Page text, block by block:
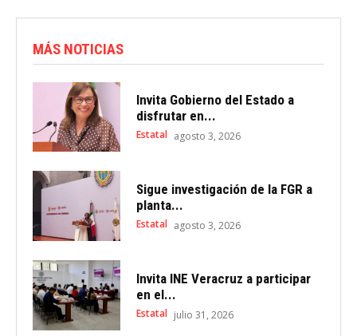
MÁS NOTICIAS
Invita Gobierno del Estado a
disfrutar en...
Estatal agosto 3, 2026
Sigue investigación de la FGR a
planta...
Estatal agosto 3, 2026
Invita INE Veracruz a participar
en el...
Estatal julio 31, 2026